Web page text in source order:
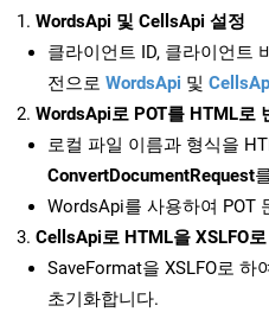
WordsApi 및 CellsApi 설정
클라이언트 ID, 클라이언트
전으로 WordsApi 및
WordsApi로 POT를 HTML로
로컬 파일 이름과 형식을
ConvertDocumentRequest
WordsApi를 사용하여 POT
CellsApi로 HTML을 XSLFO
SaveFormat을 XSLFO로 하
초기화합니다.